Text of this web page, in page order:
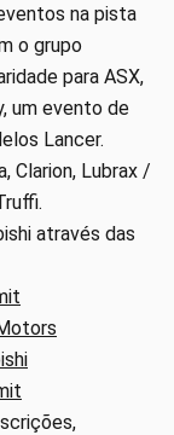
na pista
o grupo
para ASX,
um evento de
Lancer.
Clarion, Lubrax /
através das